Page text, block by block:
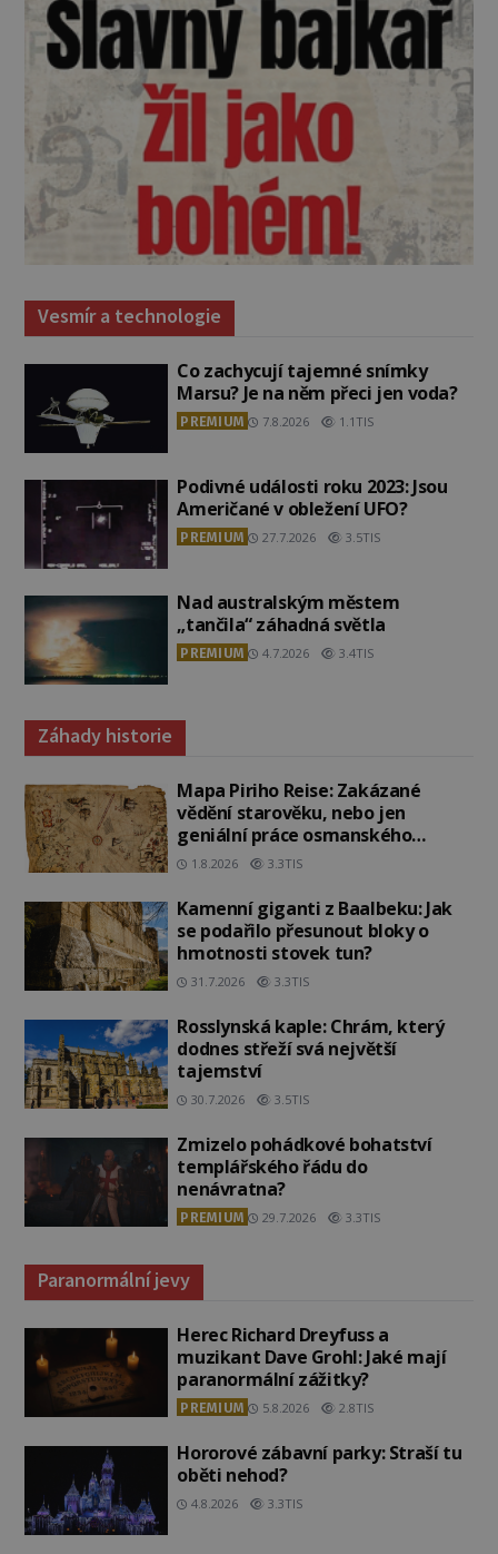
Vesmír a technologie
Co zachycují tajemné snímky
Marsu? Je na něm přeci jen voda?
PREMIUM 7.8.2026 1.1TIS
Podivné události roku 2023: Jsou
Američané v obležení UFO?
PREMIUM 27.7.2026 3.5TIS
Nad australským městem
„tančila“ záhadná světla
PREMIUM 4.7.2026 3.4TIS
Záhady historie
Mapa Piriho Reise: Zakázané
vědění starověku, nebo jen
geniální práce osmanského
admirála?
1.8.2026 3.3TIS
Kamenní giganti z Baalbeku: Jak
se podařilo přesunout bloky o
hmotnosti stovek tun?
31.7.2026 3.3TIS
Rosslynská kaple: Chrám, který
dodnes střeží svá největší
tajemství
30.7.2026 3.5TIS
Zmizelo pohádkové bohatství
templářského řádu do
nenávratna?
PREMIUM 29.7.2026 3.3TIS
Paranormální jevy
Herec Richard Dreyfuss a
muzikant Dave Grohl: Jaké mají
paranormální zážitky?
PREMIUM 5.8.2026 2.8TIS
Hororové zábavní parky: Straší tu
oběti nehod?
4.8.2026 3.3TIS